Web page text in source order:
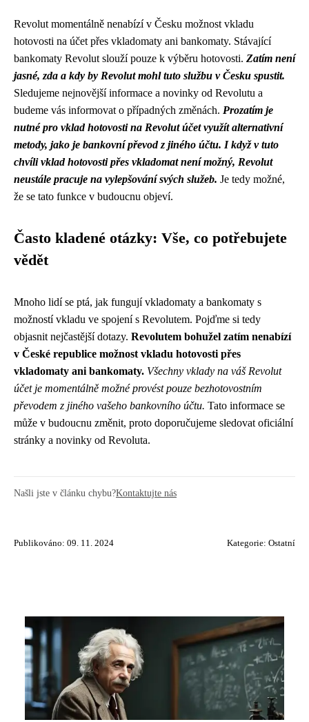
Revolut momentálně nenabízí v Česku možnost vkladu
hotovosti na účet přes vkladomaty ani bankomaty. Stávající
bankomaty Revolut slouží pouze k výběru hotovosti. Zatím není
jasné, zda a kdy by Revolut mohl tuto službu v Česku spustit.
Sledujeme nejnovější informace a novinky od Revolutu a
budeme vás informovat o případných změnách. Prozatím je
nutné pro vklad hotovosti na Revolut účet využít alternativní
metody, jako je bankovní převod z jiného účtu. I když v tuto
chvíli vklad hotovosti přes vkladomat není možný, Revolut
neustále pracuje na vylepšování svých služeb. Je tedy možné,
že se tato funkce v budoucnu objeví.
Často kladené otázky: Vše, co potřebujete
vědět
Mnoho lidí se ptá, jak fungují vkladomaty a bankomaty s
možností vkladu ve spojení s Revolutem. Pojďme si tedy
objasnit nejčastější dotazy. Revolutem bohužel zatím nenabízí
v České republice možnost vkladu hotovosti přes
vkladomaty ani bankomaty. Všechny vklady na váš Revolut
účet je momentálně možné provést pouze bezhotovostním
převodem z jiného vašeho bankovního účtu. Tato informace se
může v budoucnu změnit, proto doporučujeme sledovat oficiální
stránky a novinky od Revoluta.
Našli jste v článku chybu?Kontaktujte nás
Publikováno: 09. 11. 2024 Kategorie: Ostatní